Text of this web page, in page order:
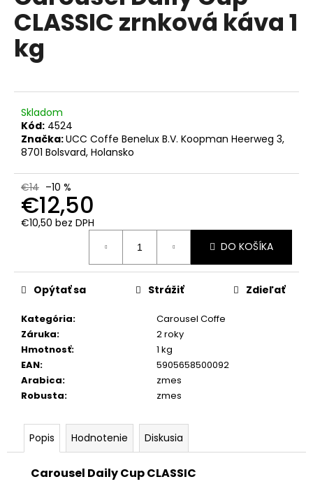
0,0
z
5
hviezdičiek.
CLASSIC zrnková káva 1
kg
Skladom
Kód: 4524
Značka:UCC Coffe Benelux B.V. Koopman Heerweg 3,
8701 Bolsvard, Holansko
€14 –10 %
€12,50
€10,50 bez DPH
DO KOŠÍKA
Kategória:
Carousel Coffe
Záruka:
2 roky
Hmotnosť:
1 kg
EAN:
5905658500092
Arabica:
zmes
Robusta: zmes
Opýtať sa Strážiť Zdieľať
Popis Hodnotenie Diskusia
Carousel Daily Cup CLASSIC
a
m
e
KIMBO
BARISTA
ZRNKOVÁ
KÁVA
KG
€18,50
Pôvodne:
€21